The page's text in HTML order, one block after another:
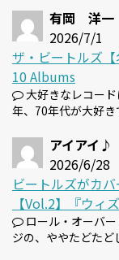
有岡 洋一
2026/7/1
ザ・ビートルズ
10 Albums
大好きなレコー
年、70年代が大好き
アイアイ♪
2026/6/28
ビートルズがカ
【Vol.2】『ウィ
ロール・オーバ
ジの、ややたどたど